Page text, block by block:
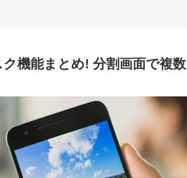
機能まとめ! 分割画面で複